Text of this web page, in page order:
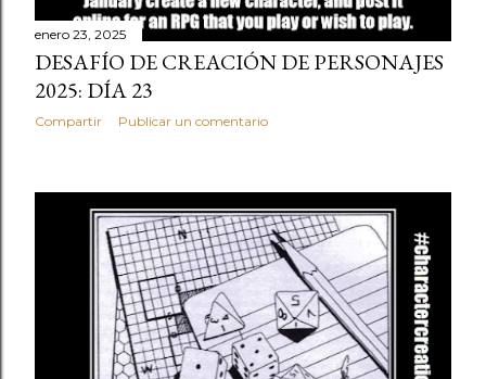
enero 23, 2025
DESAFÍO DE CREACIÓN DE PERSONAJES
2025: DÍA 23
Compartir Publicar un comentario